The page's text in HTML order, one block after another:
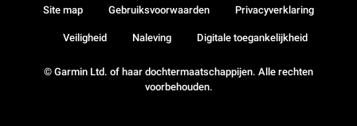
© Garmin Ltd. of haar dochtermaatschappijen. Alle rechten
voorbehouden.
Site map Gebruiksvoorwaarden Privacyverklaring
Veiligheid Naleving Digitale toegankelijkheid